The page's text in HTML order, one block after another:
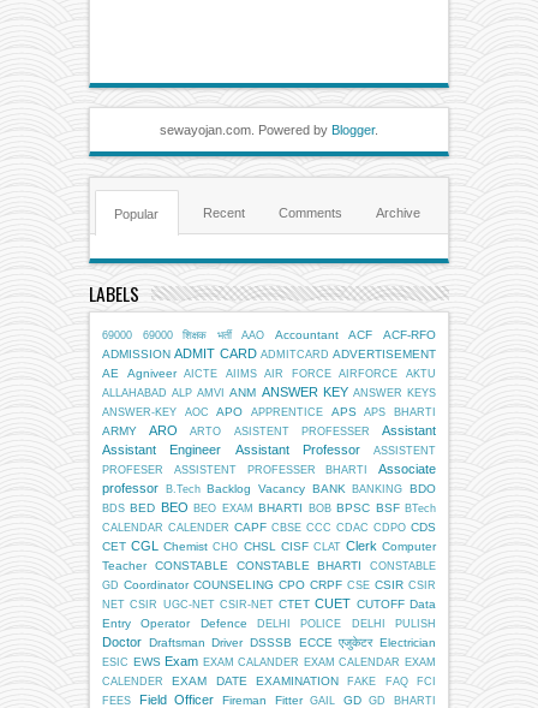
sewayojan.com. Powered by Blogger.
Popular Recent Comments Archive
LABELS
69000 69000 शिक्षक भर्ती AAO Accountant ACF
ACF-RFO
ADMISSION ADMIT CARD ADMITCARD ADVERTISEMENT
AE
Agniveer AICTE AIIMS AIR FORCE AIRFORCE
AKTU
ALLAHABAD ALP AMVI ANM ANSWER KEY ANSWER KEYS
ANSWER-KEY
AOC APO APPRENTICE APS APS BHARTI
ARMY ARO ARTO ASISTENT PROFESSER
Assistant
Assistant Engineer
Assistant Professor
ASSISTENT
PROFESER
ASSISTENT PROFESSER BHARTI
Associate
professor
B.Tech Backlog Vacancy BANK BANKING BDO
BDS BED BEO BEO EXAM BHARTI BOB BPSC BSF BTech
CALENDAR CALENDER CAPF CBSE CCC CDAC CDPO CDS
CET CGL Chemist CHO CHSL CISF CLAT Clerk Computer
Teacher
CONSTABLE CONSTABLE BHARTI
CONSTABLE
GD Coordinator COUNSELING CPO CRPF CSE CSIR CSIR
NET CSIR UGC-NET CSIR-NET CTET CUET CUTOFF Data
Entry Operator
Defence DELHI POLICE DELHI PULISH
Doctor Draftsman Driver DSSSB ECCE एजुकेटर Electrician
ESIC EWS Exam EXAM CALANDER EXAM CALENDAR EXAM
CALENDER
EXAM DATE EXAMINATION FAKE FAQ
FCI
FEES
Field Officer Fireman Fitter GAIL GD GD BHARTI